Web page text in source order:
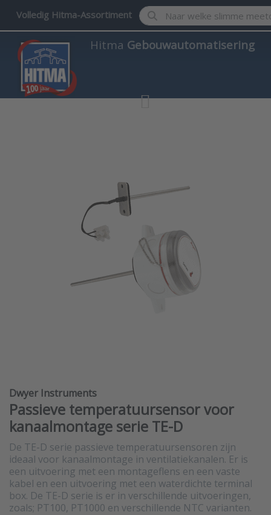
Volledig Hitma-Assortiment Enter a search term.
Hitma Gebouwautomatisering
Dwyer Instruments
Passieve temperatuursensor voor
kanaalmontage serie TE-D
De TE-D serie passieve temperatuursensoren zijn
ideaal voor kanaalmontage in ventilatiekanalen. Er is
een uitvoering met een montageflens en een vaste
kabel en een uitvoering met een waterdichte terminal
box. De TE-D serie is er in verschillende uitvoeringen,
zoals; PT100, PT1000 en verschillende NTC varianten.